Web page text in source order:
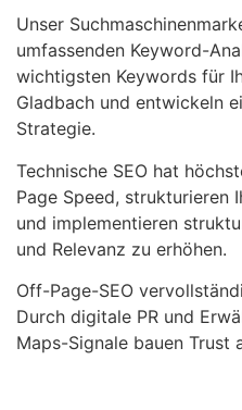
Unser
umfassenden Keyword-
wichtigsten Keywords für
Gladbach und entwickeln
Strategie.
Technische SEO hat
Page Speed, strukturieren
und implementieren
und Relevanz zu erhöhen.
Off-Page-SEO
Durch digitale PR und
Maps-Signale bauen Trust